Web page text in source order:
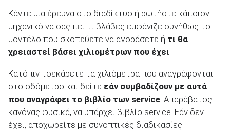
Κάντε μια έρευνα στο διαδίκτυο ή ρωτήστε κάποιον
μηχανικό να σας πει τι βλάβες εμφάνιζε συνήθως το
μοντέλο που σκοπεύετε να αγοράσετε ή τι θα
χρειαστεί βάσει χιλιομέτρων που έχει.
Κατόπιν τσεκάρετε τα χιλιόμετρα που αναγράφονται
στο οδόμετρο και δείτε εάν συμβαδίζουν με αυτά
που αναγράφει το βιβλίο των service. Απαράβατος
κανόνας φυσικά, να υπάρχει βιβλίο service. Εάν δεν
έχει, αποχωρείτε με συνοπτικές διαδικασίες.